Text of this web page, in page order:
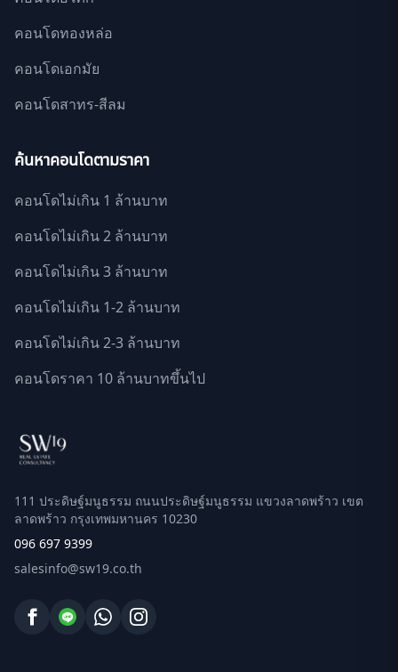
คอนโดทองหล่อ
คอนโดเอกมัย
คอนโดสาทร-สีลม
ค้นหาคอนโดตามราคา
คอนโดไม่เกิน 1 ล้านบาท
คอนโดไม่เกิน 2 ล้านบาท
คอนโดไม่เกิน 3 ล้านบาท
คอนโดไม่เกิน 1-2 ล้านบาท
คอนโดไม่เกิน 2-3 ล้านบาท
คอนโดราคา 10 ล้านบาทขึ้นไป
111 ประดิษฐ์มนูธรรม ถนนประดิษฐ์มนูธรรม แขวงลาดพร้าว เขต
ลาดพร้าว กรุงเทพมหานคร 10230
096 697 9399
salesinfo@sw19.co.th